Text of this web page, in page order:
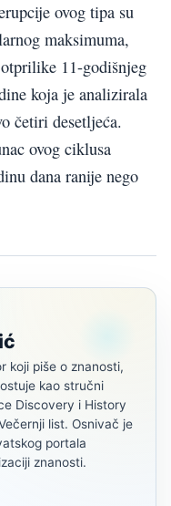
ovog tipa su
maksimuma,
11-godišnjeg
koja je analizirala
četiri desetljeća.
ovog ciklusa
dana ranije nego
koji piše o znanosti,
kao stručni
Discovery i History
list. Osnivač je
portala
znanosti.